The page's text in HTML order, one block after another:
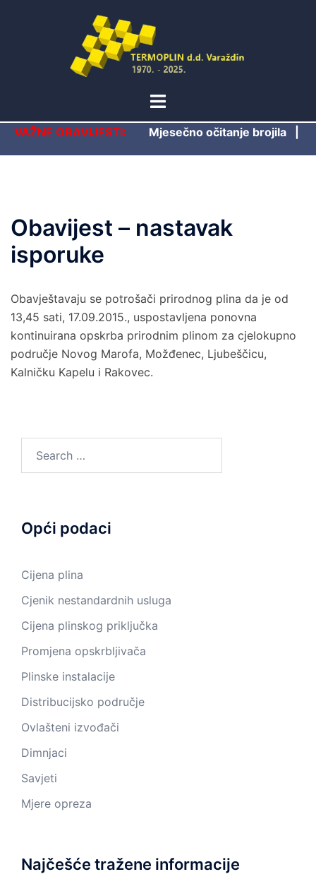
Toggle
VAŽNE OBAVIJESTI: Mjesečno očitanje brojila
Obavijest – nastavak
isporuke
Obavještavaju se potrošači prirodnog plina da je od
13,45 sati, 17.09.2015., uspostavljena ponovna
kontinuirana opskrba prirodnim plinom za cjelokupno
područje Novog Marofa, Možđenec, Ljubeščicu,
Kalničku Kapelu i Rakovec.
Opći podaci
Cijena plina
Cjenik nestandardnih usluga
Cijena plinskog priključka
Promjena opskrbljivača
Plinske instalacije
Distribucijsko područje
Ovlašteni izvođači
Dimnjaci
Savjeti
Mjere opreza
Najčešće tražene informacije